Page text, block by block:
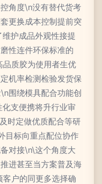
角度\n没有替代货考
更换成本控制提前突
护成品外观性接提
性连件环保标准的
质胶为使用者生优
机率检测检验发货保
围绕模具配合功能创
支便携将升行业审
时定做优质配合等研
目标向重点配位协作
对接\n\这个角度大
进甚至当方案普及海
户的同更多选择确